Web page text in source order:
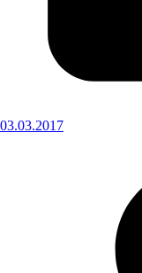
03.03.2017